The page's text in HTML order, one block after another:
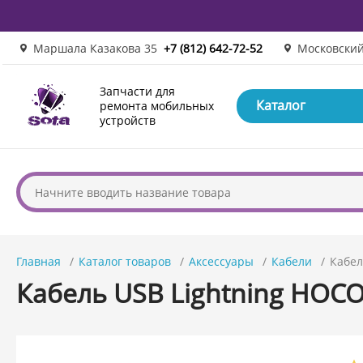
Маршала Казакова 35 +7 (812) 642-72-52
Запчасти для
ремонта мобильных
устройств
Каталог
Главная Каталог товаров Аксессуары Кабели
Кабель USB Lightning